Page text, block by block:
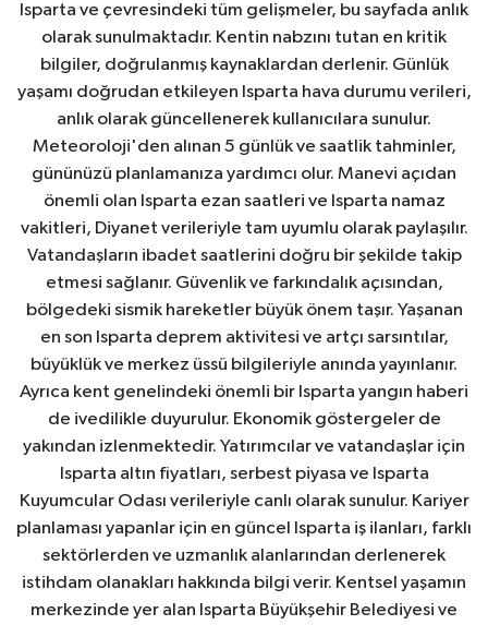
Isparta ve çevresindeki tüm gelişmeler, bu sayfada anlık
olarak sunulmaktadır. Kentin nabzını tutan en kritik
bilgiler, doğrulanmış kaynaklardan derlenir. Günlük
yaşamı doğrudan etkileyen Isparta hava durumu verileri,
anlık olarak güncellenerek kullanıcılara sunulur.
Meteoroloji'den alınan 5 günlük ve saatlik tahminler,
gününüzü planlamanıza yardımcı olur. Manevi açıdan
önemli olan Isparta ezan saatleri ve Isparta namaz
vakitleri, Diyanet verileriyle tam uyumlu olarak paylaşılır.
Vatandaşların ibadet saatlerini doğru bir şekilde takip
etmesi sağlanır. Güvenlik ve farkındalık açısından,
bölgedeki sismik hareketler büyük önem taşır. Yaşanan
en son Isparta deprem aktivitesi ve artçı sarsıntılar,
büyüklük ve merkez üssü bilgileriyle anında yayınlanır.
Ayrıca kent genelindeki önemli bir Isparta yangın haberi
de ivedilikle duyurulur. Ekonomik göstergeler de
yakından izlenmektedir. Yatırımcılar ve vatandaşlar için
Isparta altın fiyatları, serbest piyasa ve Isparta
Kuyumcular Odası verileriyle canlı olarak sunulur. Kariyer
planlaması yapanlar için en güncel Isparta iş ilanları, farklı
sektörlerden ve uzmanlık alanlarından derlenerek
istihdam olanakları hakkında bilgi verir. Kentsel yaşamın
merkezinde yer alan Isparta Büyükşehir Belediyesi ve